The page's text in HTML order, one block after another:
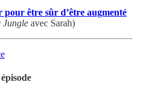
pour être sûr d’être augmenté
Jungle avec Sarah)